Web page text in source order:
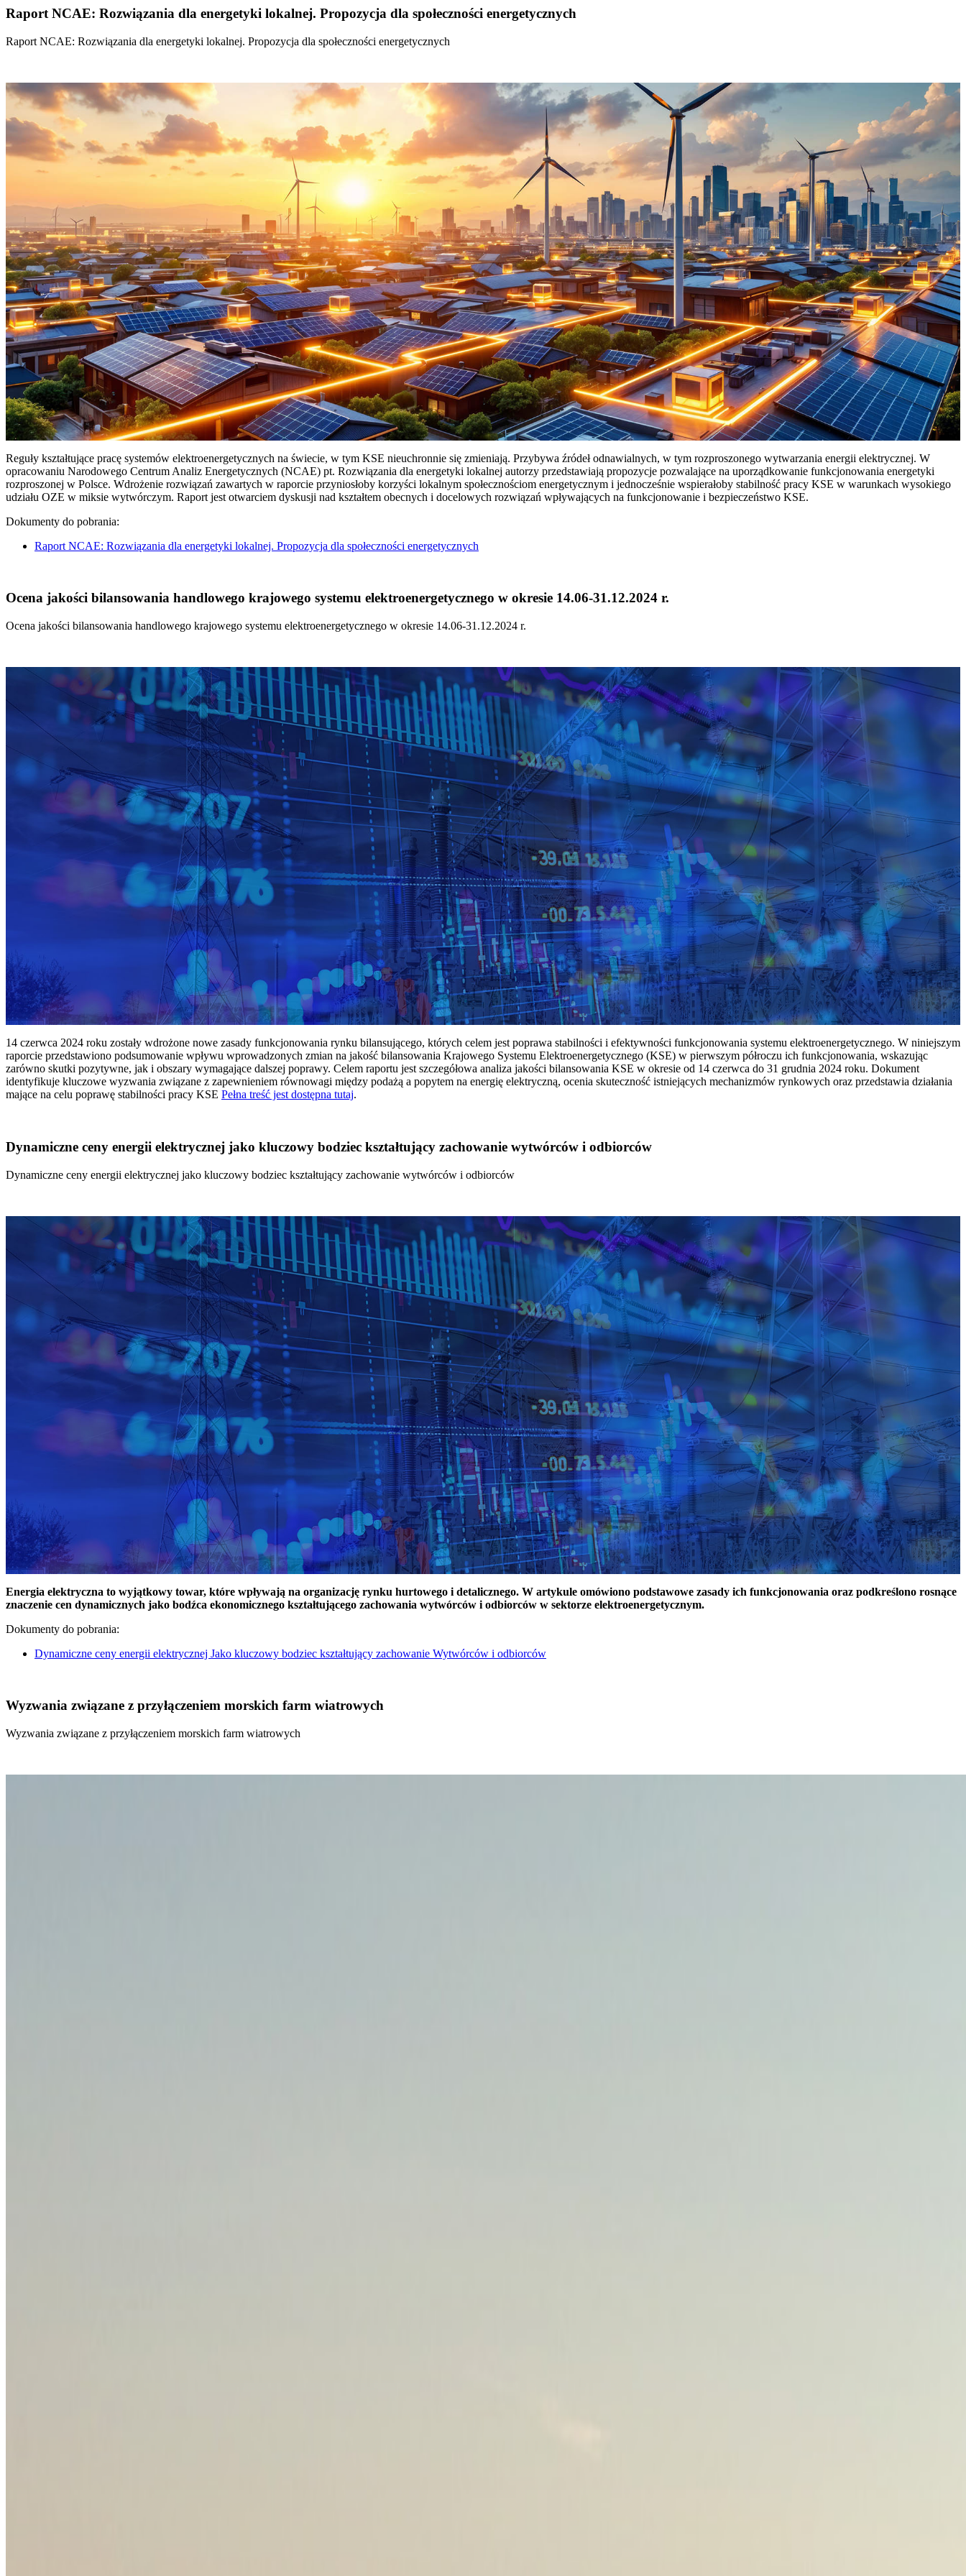
Raport NCAE: Rozwiązania dla energetyki lokalnej. Propozycja dla społeczności energetycznych
Raport NCAE: Rozwiązania dla energetyki lokalnej. Propozycja dla społeczności energetycznych
Reguły kształtujące pracę systemów elektroenergetycznych na świecie, w tym KSE nieuchronnie się zmieniają. Przybywa źródeł odnawialnych, w tym rozproszonego wytwarzania energii elektrycznej. W
opracowaniu Narodowego Centrum Analiz Energetycznych (NCAE) pt. Rozwiązania dla energetyki lokalnej autorzy przedstawiają propozycje pozwalające na uporządkowanie funkcjonowania energetyki
rozproszonej w Polsce. Wdrożenie rozwiązań zawartych w raporcie przyniosłoby korzyści lokalnym społecznościom energetycznym i jednocześnie wspierałoby stabilność pracy KSE w warunkach wysokiego
udziału OZE w miksie wytwórczym. Raport jest otwarciem dyskusji nad kształtem obecnych i docelowych rozwiązań wpływających na funkcjonowanie i bezpieczeństwo KSE.
Dokumenty do pobrania:
Raport NCAE: Rozwiązania dla energetyki lokalnej. Propozycja dla społeczności energetycznych
Ocena jakości bilansowania handlowego krajowego systemu elektroenergetycznego w okresie 14.06-31.12.2024 r.
Ocena jakości bilansowania handlowego krajowego systemu elektroenergetycznego w okresie 14.06-31.12.2024 r.
14 czerwca 2024 roku zostały wdrożone nowe zasady funkcjonowania rynku bilansującego, których celem jest poprawa stabilności i efektywności funkcjonowania systemu elektroenergetycznego. W niniejszym
raporcie przedstawiono podsumowanie wpływu wprowadzonych zmian na jakość bilansowania Krajowego Systemu Elektroenergetycznego (KSE) w pierwszym półroczu ich funkcjonowania, wskazując
zarówno skutki pozytywne, jak i obszary wymagające dalszej poprawy. Celem raportu jest szczegółowa analiza jakości bilansowania KSE w okresie od 14 czerwca do 31 grudnia 2024 roku. Dokument
identyfikuje kluczowe wyzwania związane z zapewnieniem równowagi między podażą a popytem na energię elektryczną, ocenia skuteczność istniejących mechanizmów rynkowych oraz przedstawia działania
mające na celu poprawę stabilności pracy KSE Pełna treść jest dostępna tutaj.
Dynamiczne ceny energii elektrycznej jako kluczowy bodziec kształtujący zachowanie wytwórców i odbiorców
Dynamiczne ceny energii elektrycznej jako kluczowy bodziec kształtujący zachowanie wytwórców i odbiorców
Energia elektryczna to wyjątkowy towar, które wpływają na organizację rynku hurtowego i detalicznego. W artykule omówiono podstawowe zasady ich funkcjonowania oraz podkreślono rosnące
znaczenie cen dynamicznych jako bodźca ekonomicznego kształtującego zachowania wytwórców i odbiorców w sektorze elektroenergetycznym.
Dokumenty do pobrania:
Dynamiczne ceny energii elektrycznej Jako kluczowy bodziec kształtujący zachowanie Wytwórców i odbiorców
Wyzwania związane z przyłączeniem morskich farm wiatrowych
Wyzwania związane z przyłączeniem morskich farm wiatrowych